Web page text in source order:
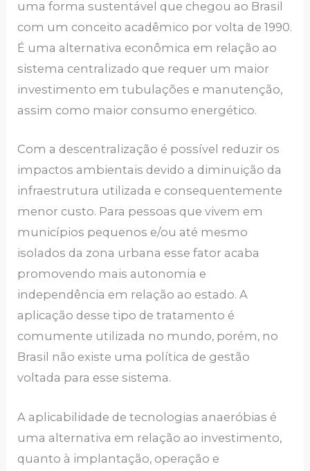
uma forma sustentável que chegou ao Brasil
com um conceito acadêmico por volta de 1990.
É uma alternativa econômica em relação ao
sistema centralizado que requer um maior
investimento em tubulações e manutenção,
assim como maior consumo energético.
Com a descentralização é possível reduzir os
impactos ambientais devido a diminuição da
infraestrutura utilizada e consequentemente
menor custo. Para pessoas que vivem em
municípios pequenos e/ou até mesmo
isolados da zona urbana esse fator acaba
promovendo mais autonomia e
independência em relação ao estado. A
aplicação desse tipo de tratamento é
comumente utilizada no mundo, porém, no
Brasil não existe uma política de gestão
voltada para esse sistema.
A aplicabilidade de tecnologias anaeróbias é
uma alternativa em relação ao investimento,
quanto à implantação, operação e